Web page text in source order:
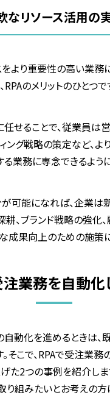
なリソース活用の
より重要性の高い業務
RPAのメリットのひとつで
任せることで、従業員は
ング戦略の策定など、
業務に専念できるよう
が可能になれば、企業
、ブランド戦略の強化
成果向上のための施策
注業務を自動化
自動化を進めるときは、
そこで、RPAで受注業務
た2つの事例を紹介しま
組みたいとお考えの方